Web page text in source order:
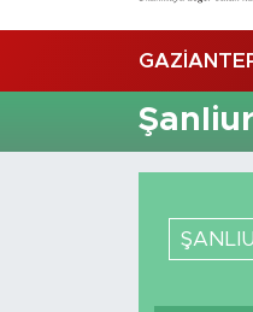
Süper Lig Puan
Tüm Manşetler
Son Dakika
Haber Arşivi